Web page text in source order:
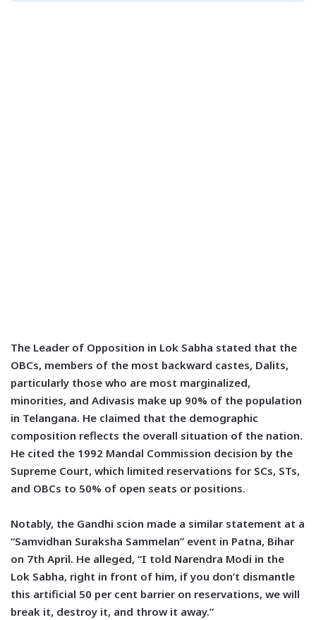
The Leader of Opposition in Lok Sabha stated that the
OBCs, members of the most backward castes, Dalits,
particularly those who are most marginalized,
minorities, and Adivasis make up 90% of the population
in Telangana. He claimed that the demographic
composition reflects the overall situation of the nation.
He cited the 1992 Mandal Commission decision by the
Supreme Court, which limited reservations for SCs, STs,
and OBCs to 50% of open seats or positions.
Notably, the Gandhi scion made a similar statement at a
“Samvidhan Suraksha Sammelan” event in Patna, Bihar
on 7th April. He alleged, “I told Narendra Modi in the
Lok Sabha, right in front of him, if you don’t dismantle
this artificial 50 per cent barrier on reservations, we will
break it, destroy it, and throw it away.”